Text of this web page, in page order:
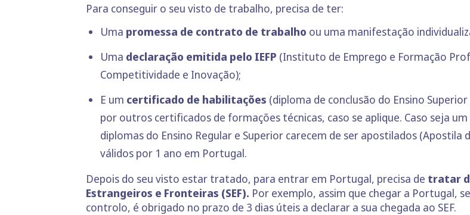
Para conseguir o seu visto de trabalho, precisa de ter:
Uma promessa de contrato de trabalho ou uma manifestação
Uma declaração emitida pelo IEFP (Instituto de Emprego e Formação
Competitividade e Inovação);
E um certificado de habilitações (diploma de conclusão do Ensino
por outros certificados de formações técnicas, caso se aplique. Caso seja
diplomas do Ensino Regular e Superior carecem de ser apostilados (Apostila
válidos por 1 ano em Portugal.
Depois do seu visto estar tratado, para entrar em Portugal, precisa de tratar
Estrangeiros e Fronteiras (SEF). Por exemplo, assim que chegar a Portugal,
controlo, é obrigado no prazo de 3 dias úteis a declarar a sua chegada ao SEF.